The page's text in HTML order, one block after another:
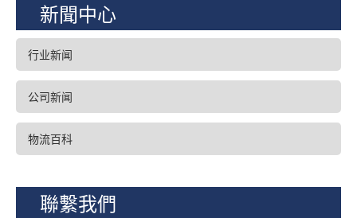
新聞中心
行业新闻
公司新闻
物流百科
聯繫我們